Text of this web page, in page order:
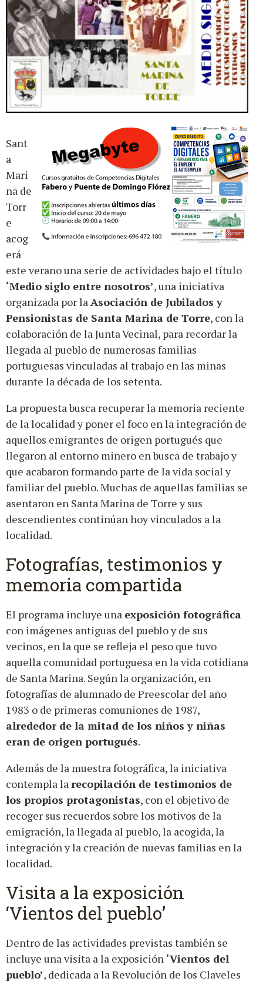
Sant
a
Mari
na de
Torr
e
acog
erá
este verano una serie de actividades bajo el título
‘Medio siglo entre nosotros’, una iniciativa
organizada por laAsociación de Jubilados y
Pensionistas de Santa Marina de Torre, con la
colaboración de la Junta Vecinal, para recordar la
llegada al pueblo de numerosas familias
portuguesas vinculadas al trabajo en las minas
durante la década de los setenta.
La propuesta busca recuperar la memoria reciente
de la localidad y poner el foco en la integración de
aquellos emigrantes de origen portugués que
llegaron al entorno minero en busca de trabajo y
que acabaron formando parte de la vida social y
familiar del pueblo. Muchas de aquellas familias se
asentaron en Santa Marina de Torre y sus
descendientes continúan hoy vinculados a la
localidad.
Fotografías, testimonios y
memoria compartida
El programa incluye una exposición fotográfica
con imágenes antiguas del pueblo y de sus
vecinos, en la que se refleja el peso que tuvo
aquella comunidad portuguesa en la vida cotidiana
de Santa Marina. Según la organización, en
fotografías de alumnado de Preescolar del año
1983 o de primeras comuniones de 1987,
alrededor de la mitad de los niños y niñas
eran de origen portugués.
Además de la muestra fotográfica, la iniciativa
contempla larecopilación de testimonios de
los propios protagonistas, con el objetivo de
recoger sus recuerdos sobre los motivos de la
emigración, la llegada al pueblo, la acogida, la
integración y la creación de nuevas familias en la
localidad.
Visita a la exposición
‘Vientos del pueblo’
Dentro de las actividades previstas también se
incluye una visita a la exposición ‘Vientos del
pueblo’, dedicada a la Revolución de los Claveles